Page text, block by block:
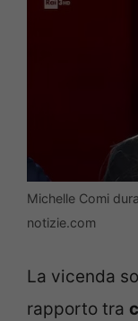
Michelle Comi
notizie.com
La vicenda
rapporto tra